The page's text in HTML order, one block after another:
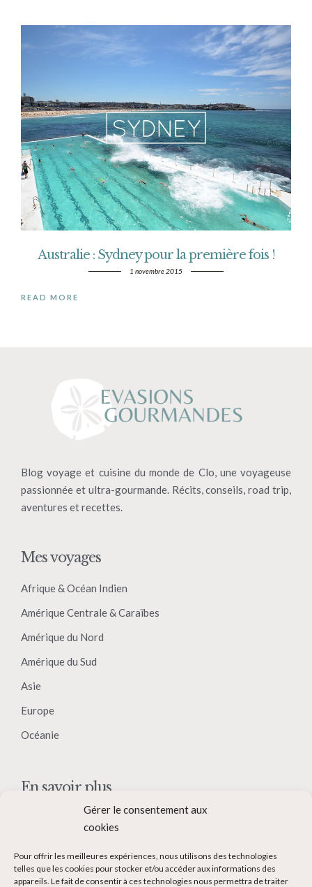
Gérer le consentement aux
cookies
Pour offrir les meilleures expériences, nous utilisons des technologies
telles que les cookies pour stocker et/ou accéder aux informations des
appareils. Le fait de consentir à ces technologies nous permettra de traiter
Australie : Sydney pour la première fois !
1 novembre 2015
READ MORE
Blog voyage et cuisine du monde de Clo, une voyageuse
passionnée et ultra-gourmande. Récits, conseils, road trip,
aventures et recettes.
Mes voyages
Afrique & Océan Indien
Amérique Centrale & Caraïbes
Amérique du Nord
Amérique du Sud
Asie
Europe
Océanie
En savoir plus
Contact